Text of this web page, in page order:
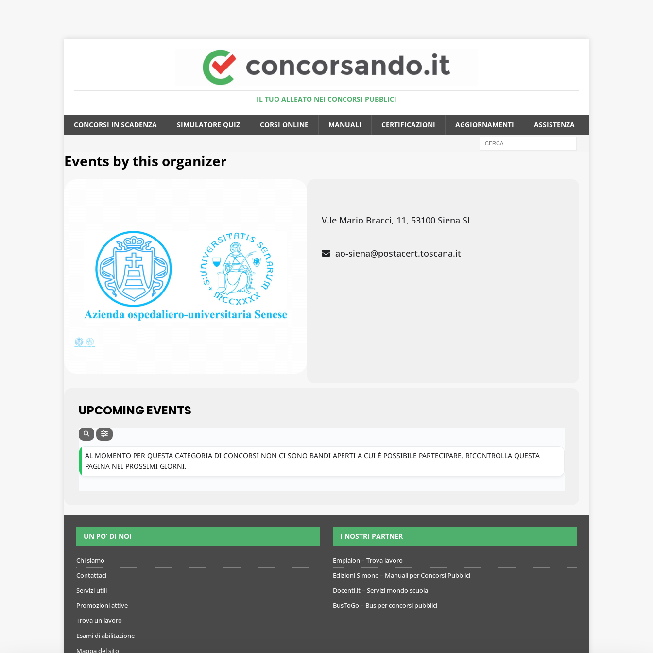
IL TUO ALLEATO NEI CONCORSI PUBBLICI
CONCORSI IN SCADENZA SIMULATORE QUIZ CORSI ONLINE MANUALI CERTIFICAZIONI AGGIORNAMENTI ASSISTENZA
Events by this organizer
V.le Mario Bracci, 11, 53100 Siena SI
ao-siena@postacert.toscana.it
UPCOMING EVENTS
AL MOMENTO PER QUESTA CATEGORIA DI CONCORSI NON CI SONO BANDI APERTI A CUI È POSSIBILE PARTECIPARE. RICONTROLLA QUESTA
PAGINA NEI PROSSIMI GIORNI.
UN PO’ DI NOI
Chi siamo
Contattaci
Servizi utili
Promozioni attive
Trova un lavoro
Esami di abilitazione
Mappa del sito
I NOSTRI PARTNER
Emplaion – Trova lavoro
Edizioni Simone – Manuali per Concorsi Pubblici
Docenti.it – Servizi mondo scuola
BusToGo – Bus per concorsi pubblici